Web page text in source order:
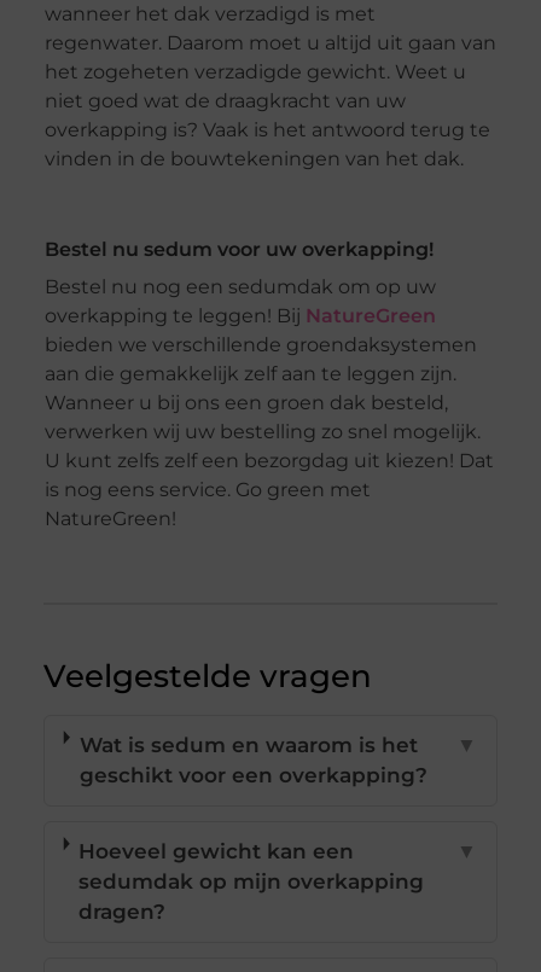
wanneer het dak verzadigd is met
regenwater. Daarom moet u altijd uit gaan van
het zogeheten verzadigde gewicht. Weet u
niet goed wat de draagkracht van uw
overkapping is? Vaak is het antwoord terug te
vinden in de bouwtekeningen van het dak.
Bestel nu sedum voor uw overkapping!
Bestel nu nog een sedumdak om op uw
overkapping te leggen! Bij NatureGreen
bieden we verschillende groendaksystemen
aan die gemakkelijk zelf aan te leggen zijn.
Wanneer u bij ons een groen dak besteld,
verwerken wij uw bestelling zo snel mogelijk.
U kunt zelfs zelf een bezorgdag uit kiezen! Dat
is nog eens service. Go green met
NatureGreen!
Veelgestelde vragen
Wat is sedum en waarom is het
geschikt voor een overkapping?
▼
Hoeveel gewicht kan een
sedumdak op mijn overkapping
dragen?
▼